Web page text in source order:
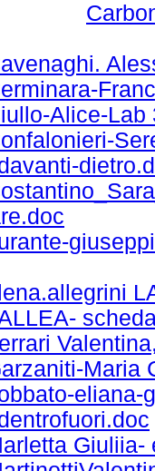
Alice-Lab
Maria
eliana-
Giuliia-